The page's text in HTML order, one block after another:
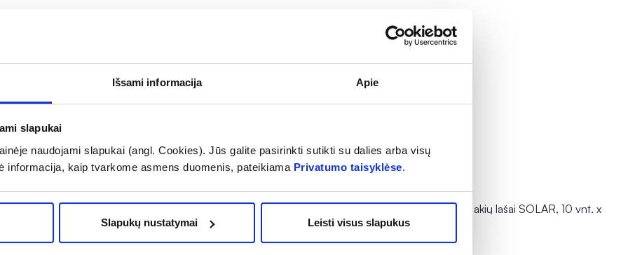
Išsami informacija Apie
slapukai
naudojami slapukai (angl. Cookies). Jūs galite pasirinkti sutikti su dalies arba visų
informacija, kaip tvarkome asmens duomenis, pateikiama Privatumo taisyklėse.
Slapukų nustatymai Leisti visus slapukus
lašai HP, 0,5%, 15 vnt. x
THEALOZ akių lašai DUO GEL, 30 vnt.
(4)
OCULOCIN akių lašai SOLAR, 10 vnt. x